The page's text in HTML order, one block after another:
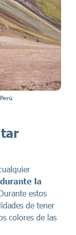
durante la
estos
de tener
colores de las